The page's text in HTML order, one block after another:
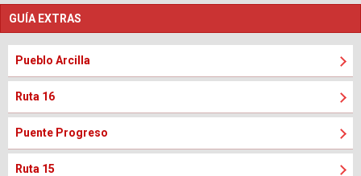
GUÍA EXTRAS
Pueblo Arcilla
Ruta 16
Puente Progreso
Ruta 15